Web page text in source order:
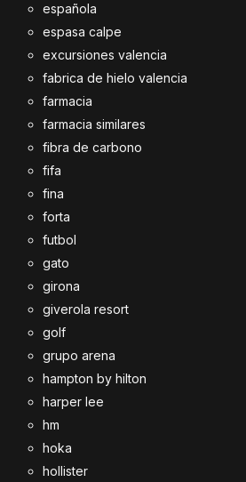
española
espasa calpe
excursiones valencia
fabrica de hielo valencia
farmacia
farmacia similares
fibra de carbono
fifa
fina
forta
futbol
gato
girona
giverola resort
golf
grupo arena
hampton by hilton
harper lee
hm
hoka
hollister